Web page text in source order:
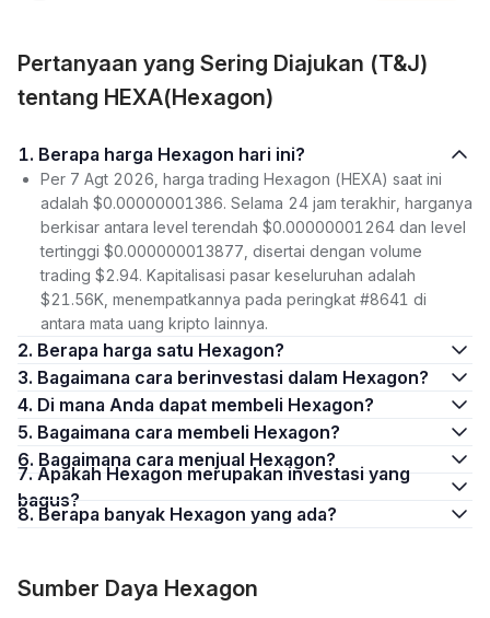
Pertanyaan yang Sering Diajukan (T&J)
tentang HEXA(Hexagon)
1. Berapa harga Hexagon hari ini?
Per 7 Agt 2026, harga trading Hexagon (HEXA) saat ini
adalah $0.00000001386. Selama 24 jam terakhir, harganya
berkisar antara level terendah $0.00000001264 dan level
tertinggi $0.000000013877, disertai dengan volume
trading $2.94. Kapitalisasi pasar keseluruhan adalah
$21.56K, menempatkannya pada peringkat #8641 di
antara mata uang kripto lainnya.
2. Berapa harga satu Hexagon?
3. Bagaimana cara berinvestasi dalam Hexagon?
4. Di mana Anda dapat membeli Hexagon?
5. Bagaimana cara membeli Hexagon?
6. Bagaimana cara menjual Hexagon?
7. Apakah Hexagon merupakan investasi yang
bagus?
8. Berapa banyak Hexagon yang ada?
Sumber Daya Hexagon